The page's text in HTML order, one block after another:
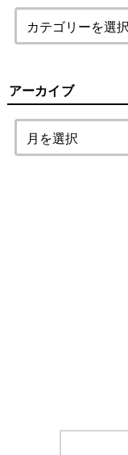
アーカイブ